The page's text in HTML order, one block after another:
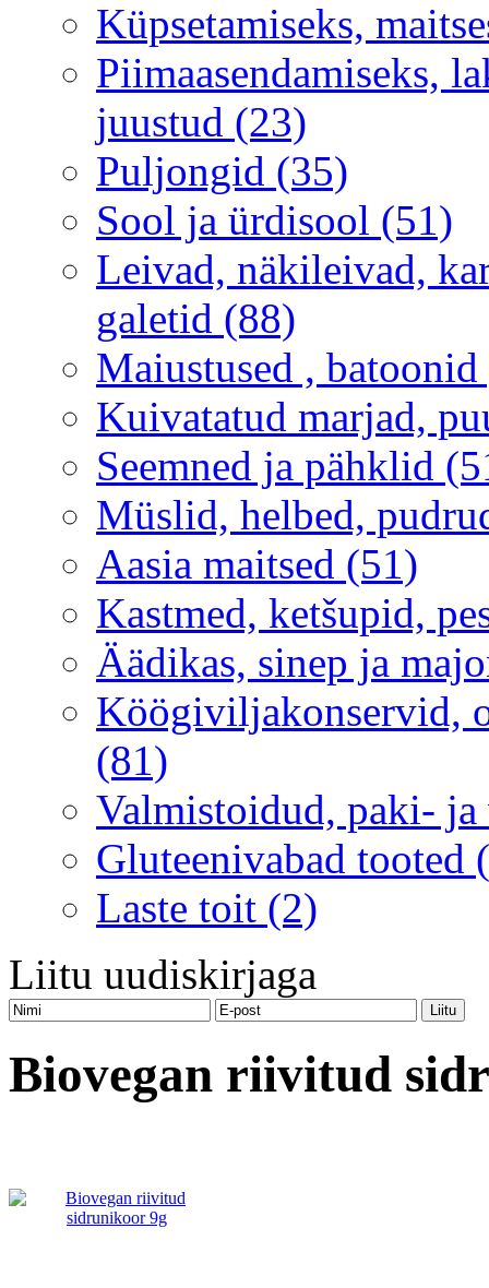
Küpsetamiseks,
Piimaasendamiseks,
juustud (23)
Puljongid (35)
Sool ja ürdisool (51)
Leivad, näkileivad,
galetid (88)
Maiustused ,
Kuivatatud marjad,
Seemned ja pähklid
Müslid, helbed,
Aasia maitsed (51)
Kastmed, ketšupid,
Äädikas, sinep ja
Köögiviljakonservid,
(81)
Valmistoidud, paki-
Gluteenivabad tooted
Laste toit (2)
Liitu uudiskirjaga
Biovegan riivitud